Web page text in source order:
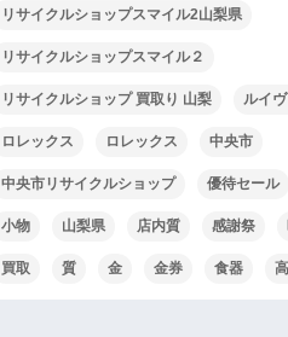
リサイクルショップスマイル2山梨県
リサイクルショップスマイル２
リサイクルショップ 買取り 山梨 ルイ
ロレックス ロレックス 中央市
中央市リサイクルショップ 優待セール
小物 山梨県 店内質 感謝祭
買取 質 金 金券 食器